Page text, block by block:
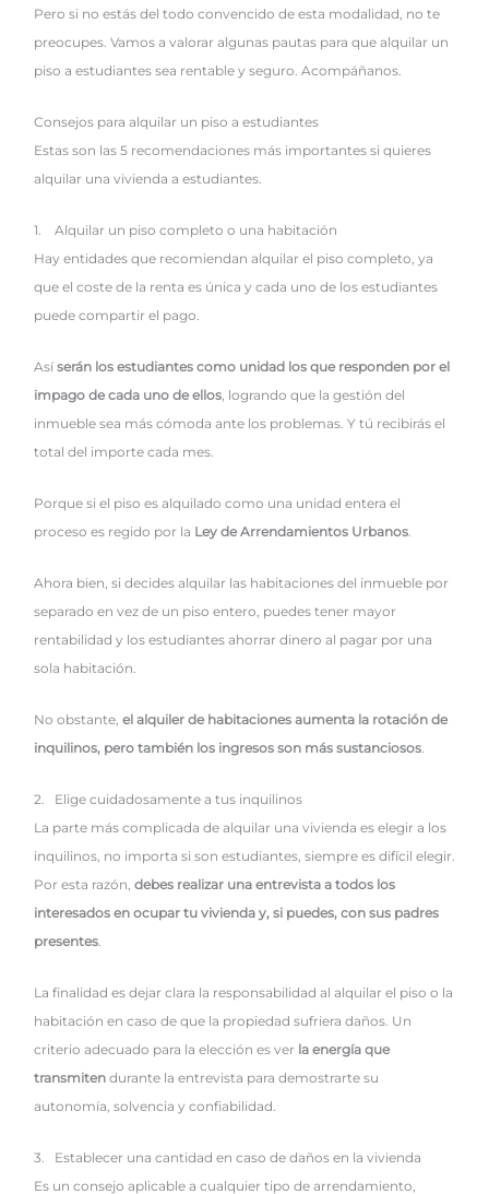
Pero si no estás del todo convencido de esta modalidad, no te
preocupes. Vamos a valorar algunas pautas para que alquilar un
piso a estudiantes sea rentable y seguro. Acompáñanos.
Consejos para alquilar un piso a estudiantes
Estas son las 5 recomendaciones más importantes si quieres
alquilar una vivienda a estudiantes.
1. Alquilar un piso completo o una habitación
Hay entidades que recomiendan alquilar el piso completo, ya
que el coste de la renta es única y cada uno de los estudiantes
puede compartir el pago.
Así serán los estudiantes como unidad los que responden por el
impago de cada uno de ellos , logrando que la gestión del
inmueble sea más cómoda ante los problemas. Y tú recibirás el
total del importe cada mes.
Porque si el piso es alquilado como una unidad entera el
proceso es regido por la Ley de Arrendamientos Urbanos
Ahora bien, si decides alquilar las habitaciones del inmueble por
separado en vez de un piso entero, puedes tener mayor
rentabilidad y los estudiantes ahorrar dinero al pagar por una
sola habitación.
No obstante, el alquiler de habitaciones aumenta la rotación de
inquilinos, pero también los ingresos son más sustanciosos
2. Elige cuidadosamente a tus inquilinos
La parte más complicada de alquilar una vivienda es elegir a los
inquilinos, no importa si son estudiantes, siempre es difícil elegir.
Por esta razón, debes realizar una entrevista a todos los
interesados en ocupar tu vivienda y, si puedes, con sus padres
presentes
La finalidad es dejar clara la responsabilidad al alquilar el piso o la
habitación en caso de que la propiedad sufriera daños. Un
criterio adecuado para la elección es ver la energía que
transmiten durante la entrevista para demostrarte su
autonomía, solvencia y confiabilidad.
3. Establecer una cantidad en caso de daños en la vivienda
Es un consejo aplicable a cualquier tipo de arrendamiento,